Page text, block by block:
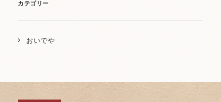
カテゴリー
おいでや